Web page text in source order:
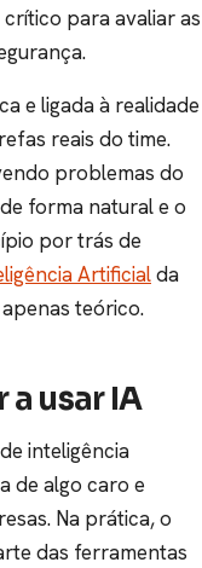
para avaliar as
e ligada à realidade
reais do time.
problemas do
forma natural e o
por trás de
Artificialda
teórico.
usar IA
inteligência
de algo caro e
Na prática, o
das ferramentas